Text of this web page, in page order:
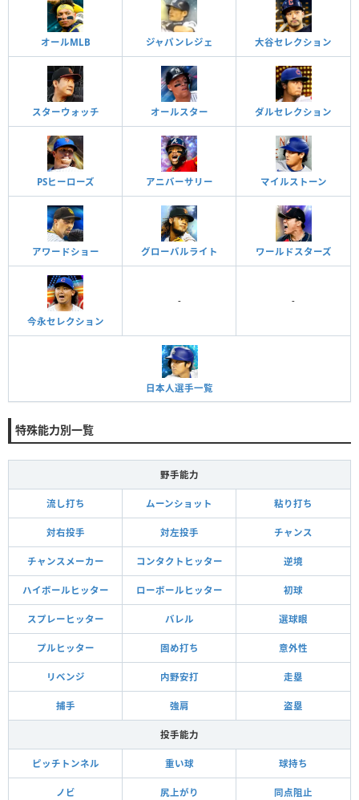
オールMLB ジャパンレジェ 大谷セレクション
スターウォッチ オールスター ダルセレクション
PSヒーローズ アニバーサリー マイルストーン
アワードショー グローバルライト ワールドスターズ
今永セレクション
- -
日本人選手一覧
特殊能力別一覧
野手能力
流し打ち ムーンショット 粘り打ち
対右投手 対左投手 チャンス
チャンスメーカー コンタクトヒッター 逆境
ハイボールヒッター ローボールヒッター 初球
スプレーヒッター バレル 選球眼
プルヒッター 固め打ち 意外性
リベンジ 内野安打 走塁
捕手 強肩 盗塁
投手能力
ピッチトンネル 重い球 球持ち
ノビ 尻上がり 同点阻止